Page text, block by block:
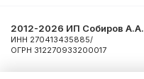
2012-2026 ИП Собиров А.А.
ИНН 270413435885/
ОГРН 312270933200017